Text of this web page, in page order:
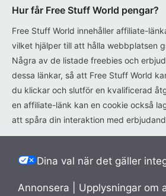
Hur får Free Stuff World pengar?
Free Stuff World innehåller affiliate-
vilket hjälper till att hålla webbplatsen
Några av de listade freebies och
dessa länkar, så att Free Stuff World
du klickar och slutför en kvalificerad
en affiliate-länk kan en cookie också
att spåra din interaktion med
Dina val när det gäller
Annonsera Upplysningar om